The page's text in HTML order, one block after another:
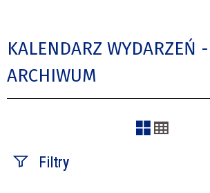
KALENDARZ WYDARZEŃ -
ARCHIWUM
Filtry